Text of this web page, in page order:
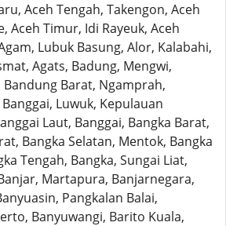
Aceh Tengah, Takengon, Aceh
Aceh Timur, Idi Rayeuk, Aceh
Lubuk Basung, Alor, Kalabahi,
Agats, Badung, Mengwi,
Barat, Ngamprah,
Luwuk, Kepulauan
Laut, Banggai, Bangka Barat,
Bangka Selatan, Mentok, Bangka
Tengah, Bangka, Sungai Liat,
Martapura, Banjarnegara,
Pangkalan Balai,
Banyuwangi, Barito Kuala,